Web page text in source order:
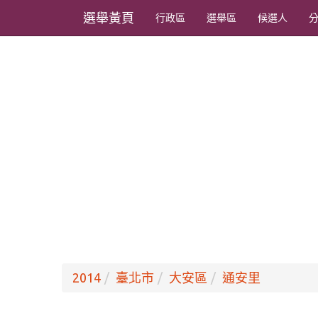
選舉黃頁 行政區 選舉區 候選人
2014 臺北市 大安區 通安里